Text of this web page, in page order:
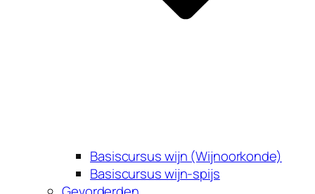
Basiscursus wijn (Wijnoorkonde)
Basiscursus wijn-spijs